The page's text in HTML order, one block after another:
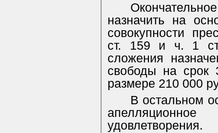
назначить на
совокупности
ст. 159 и ч. 1
сложения
свободы на
размере 210 000
В остальном
удовлетворения.